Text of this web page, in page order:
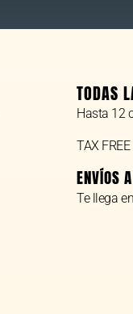
TODAS
Hasta 12
TAX
ENVÍOS
Te llega